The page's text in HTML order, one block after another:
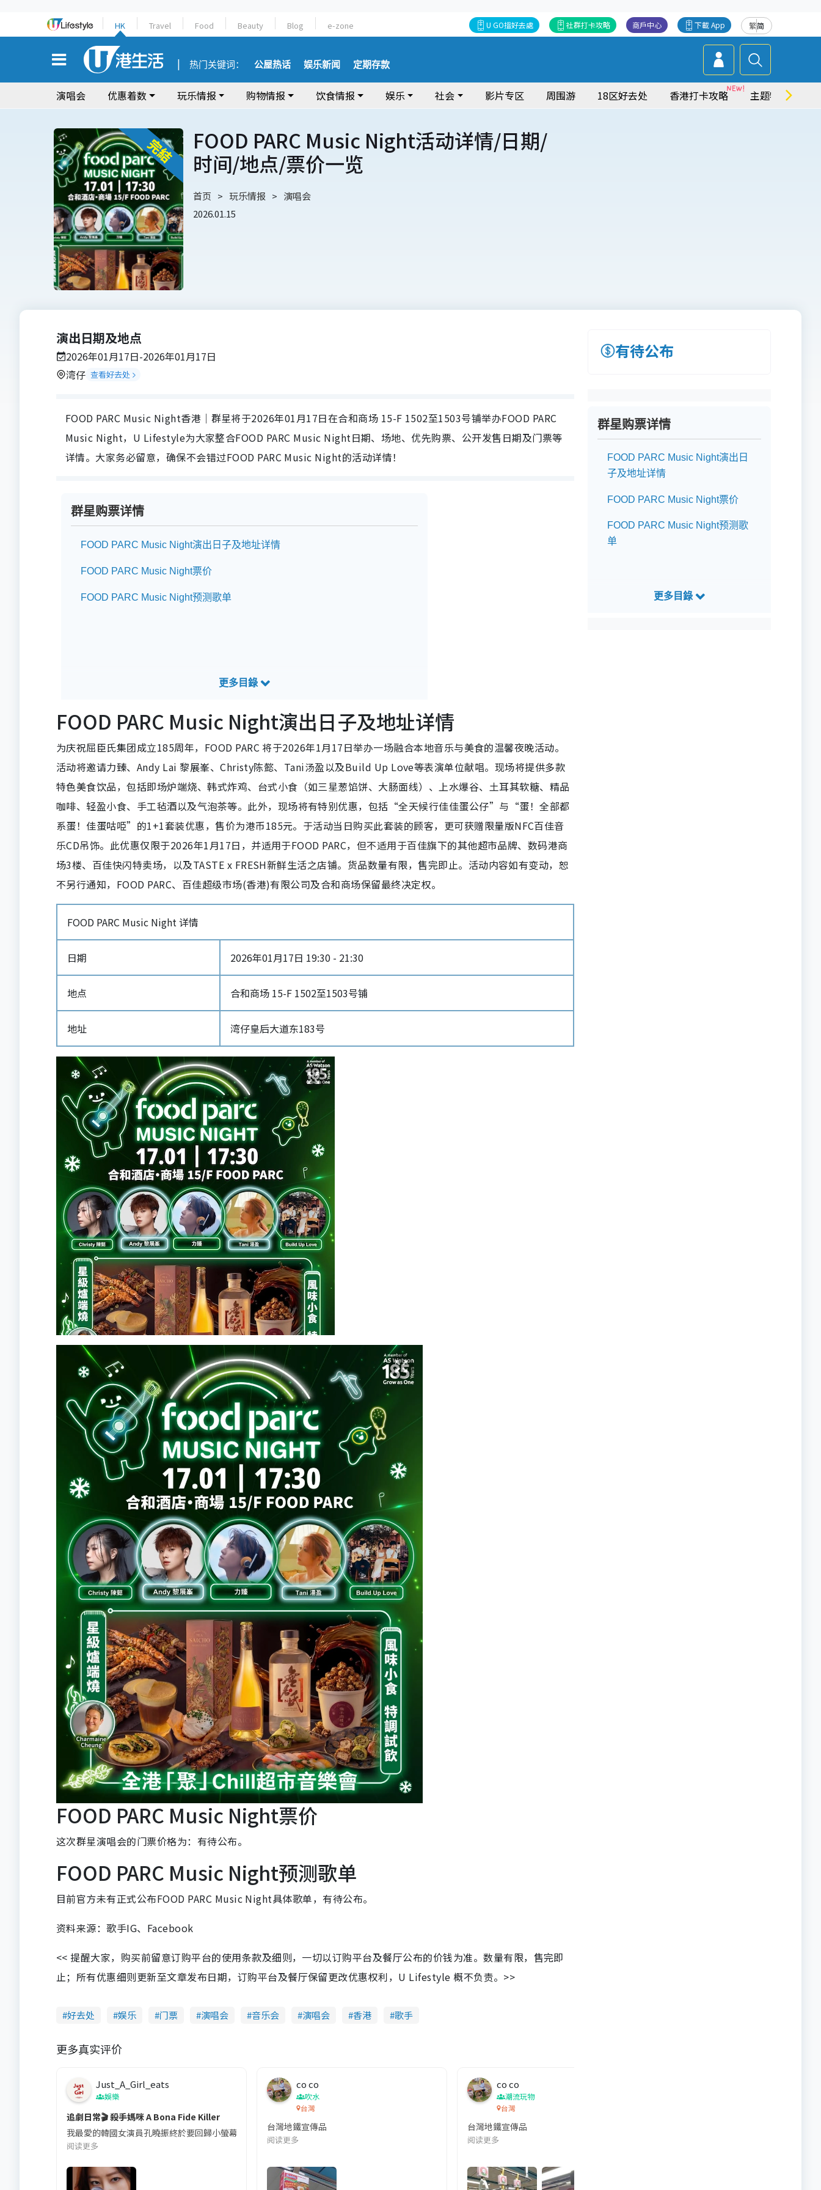
HK Travel Food Beauty Blog e-zone 繁简
下載 App
商戶中心
社群打卡攻略
U GO搵好去處
热门关键词： 公屋热话 娱乐新闻 定期存款
演唱会 优惠着数 玩乐情报 购物情报 饮食情报 娱乐 社会 影片专区 周围游 18区好去处 香港打卡攻略 主题特集
FOOD PARC Music Night活动详情/日期/
时间/地点/票价一览
首页 玩乐情报
演唱会
2026.01.15
演出日期及地点
2026年01月17日-2026年01月17日
湾仔 查看好去处
FOOD PARC Music Night香港｜群星将于2026年01月17日在合和商场 15-F 1502至1503号铺举办FOOD PARC
Music Night，U Lifestyle为大家整合FOOD PARC Music Night日期、场地、优先购票、公开发售日期及门票等
详情。大家务必留意，确保不会错过FOOD PARC Music Night的活动详情！
群星购票详情
FOOD PARC Music Night演出日子及地址详情
FOOD PARC Music Night票价
FOOD PARC Music Night预测歌单
FOOD PARC Music Night演出日子及地址详情
为庆祝屈臣氏集团成立185周年，FOOD PARC 将于2026年1月17日举办一场融合本地音乐与美食的温馨夜晚活动。
活动将邀请力臻、Andy Lai 黎展峯、Christy陈懿、Tani汤盈以及Build Up Love等表演单位献唱。现场将提供多款
特色美食饮品，包括即场炉端烧、韩式炸鸡、台式小食（如三星葱馅饼、大肠面线）、上水爆谷、土耳其软糖、精品
咖啡、轻盈小食、手工毡酒以及气泡茶等。此外，现场将有特别优惠，包括“全天候行佳佳蛋公仔”与“蛋！全部都
系蛋！佳蛋咕𠱸”的1+1套装优惠，售价为港币185元。于活动当日购买此套装的顾客，更可获赠限量版NFC百佳音
乐CD吊饰。此优惠仅限于2026年1月17日，并适用于FOOD PARC，但不适用于百佳旗下的其他超市品牌、数码港商
场3楼、百佳快闪特卖场，以及TASTE x FRESH新鲜生活之店铺。货品数量有限，售完即止。活动内容如有变动，恕
不另行通知，FOOD PARC、百佳超级市场(香港)有限公司及合和商场保留最终决定权。
FOOD PARC Music Night 详情
日期 2026年01月17日 19:30 - 21:30
地点 合和商场 15-F 1502至1503号铺
地址 湾仔皇后大道东183号
FOOD PARC Music Night票价
这次群星演唱会的门票价格为：有待公布。
FOOD PARC Music Night预测歌单
目前官方未有正式公布FOOD PARC Music Night具体歌单，有待公布。
资料来源：歌手IG、Facebook
<< 提醒大家，购买前留意订购平台的使用条款及细则，一切以订购平台及餐厅公布的价钱为准。数量有限，售完即
止；所有优惠细则更新至文章发布日期，订购平台及餐厅保留更改优惠权利，U Lifestyle 概不负责。>>
好去处 娱乐 门票 演唱会 音乐会 演唱会 香港 歌手
更多真实评价
Just_A_Girl_eats
娛樂
追劇日常🎬 殺手媽咪 A Bona Fide Killer
我最愛的韓國女演員孔曉振終於要回歸小螢幕啦!這次的劇本改編自同名網絡漫畫,故事主軸圍繞女主角柳寶娜 —— 表面上是一間公司的職員,但其實暗地裡是負責處決逃過法網罪犯的阻擊手｡ 劇情從
阅读更多
co co
吹水
台灣
台灣地鐵宣傳品
阅读更多
co co
潮流玩物
台灣
台灣地鐵宣傳品
阅读更多
有待公布
群星购票详情
FOOD PARC Music Night演出日
子及地址详情
FOOD PARC Music Night票价
FOOD PARC Music Night预测歌
单